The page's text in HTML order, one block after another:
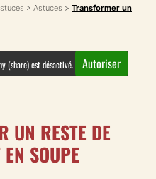
> Astuces > Transformer un
(share) est désactivé. Autoriser
UN RESTE DE
SOUPE